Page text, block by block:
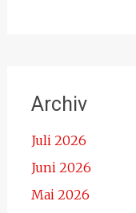
Archiv
Juli 2026
Juni 2026
Mai 2026